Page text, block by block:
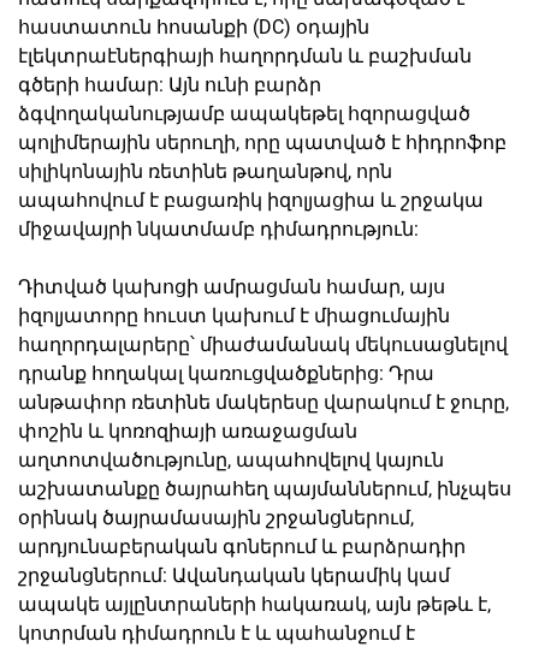
հաստատուն հոսանքի (DC) օդային
էլեկտրաէներգիայի հաղորդման և բաշխման
գծերի համար: Այն ունի բարձր
ձգվողականությամբ ապակեթել հզորացված
պոլիմերային սերուղի, որը պատված է հիդրոֆոբ
սիլիկոնային ռետինե թաղանթով, որն
ապահովում է բացառիկ իզոլյացիա և շրջակա
միջավայրի նկատմամբ դիմադրություն:
Դիտված կախոցի ամրացման համար, այս
իզոլյատորը հուստ կախում է միացումային
հաղորդալարերը՝ միաժամանակ մեկուսացնելով
դրանք հողակալ կառուցվածքներից: Դրա
անթափոր ռետինե մակերեսը վարակում է ջուրը,
փոշին և կոռոզիայի առաջացման
աղտոտվածությունը, ապահովելով կայուն
աշխատանքը ծայրահեղ պայմաններում, ինչպես
օրինակ ծայրամասային շրջանցներում,
արդյունաբերական գոներում և բարձրադիր
շրջանցներում: Ավանդական կերամիկ կամ
ապակե այլընտրաների հակառակ, այն թեթև է,
կոտրման դիմադրուն է և պահանջում է